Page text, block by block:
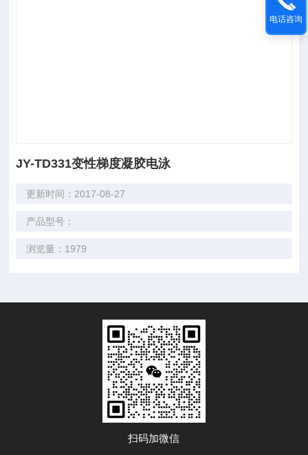
JY-TD331变性梯度凝胶电泳
更新时间：2017-08-27
产品型号：
浏览量：1979
扫码加微信
电话咨询